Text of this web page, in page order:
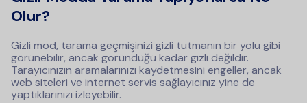
Olur?
Gizli mod, tarama geçmişinizi gizli tutmanın bir yolu gibi
görünebilir, ancak göründüğü kadar gizli değildir.
Tarayıcınızın aramalarınızı kaydetmesini engeller, ancak
web siteleri ve internet servis sağlayıcınız yine de
yaptıklarınızı izleyebilir.